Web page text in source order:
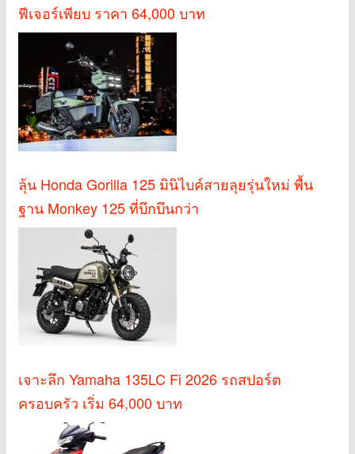
ฟีเจอร์เพียบ ราคา 64,000 บาท
ลุ้น Honda Gorilla 125 มินิไบค์สายลุยรุ่นใหม่ พื้น
ฐาน Monkey 125 ที่บึกบึนกว่า
เจาะลึก Yamaha 135LC Fi 2026 รถสปอร์ต
ครอบครัว เริ่ม 64,000 บาท